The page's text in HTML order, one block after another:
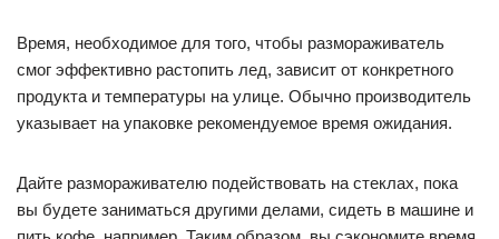
Время, необходимое для того, чтобы размораживатель
смог эффективно растопить лед, зависит от конкретного
продукта и температуры на улице. Обычно производитель
указывает на упаковке рекомендуемое время ожидания.
Дайте размораживателю подействовать на стеклах, пока
вы будете заниматься другими делами, сидеть в машине и